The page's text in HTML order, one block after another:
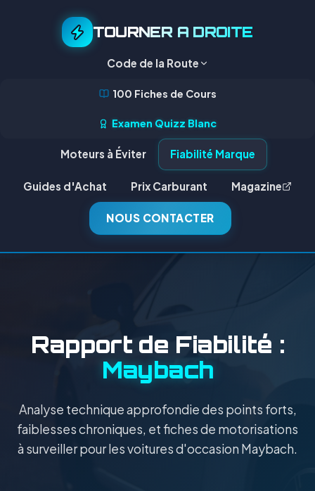
TOURNER A DROITE
Code de la Route
100 Fiches de Cours
Examen Quizz Blanc
Moteurs à Éviter Fiabilité Marque
Guides d'Achat Prix Carburant Magazine
NOUS CONTACTER
Rapport de Fiabilité :
Maybach
Analyse technique approfondie des points forts,
faiblesses chroniques, et fiches de motorisations
à surveiller pour les voitures d'occasion Maybach.